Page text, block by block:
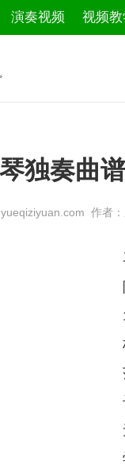
演奏视频 视频教
独奏曲
作者